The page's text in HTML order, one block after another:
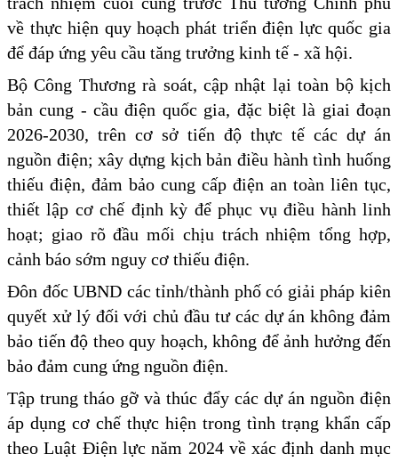
về thực hiện quy hoạch phát triển điện lực quốc gia
để đáp ứng yêu cầu tăng trưởng kinh tế - xã hội.
Bộ Công Thương rà soát, cập nhật lại toàn bộ kịch
bản cung - cầu điện quốc gia, đặc biệt là giai đoạn
2026-2030, trên cơ sở tiến độ thực tế các dự án
nguồn điện; xây dựng kịch bản điều hành tình huống
thiếu điện, đảm bảo cung cấp điện an toàn liên tục,
thiết lập cơ chế định kỳ để phục vụ điều hành linh
hoạt; giao rõ đầu mối chịu trách nhiệm tổng hợp,
cảnh báo sớm nguy cơ thiếu điện.
Đôn đốc UBND các tỉnh/thành phố có giải pháp kiên
quyết xử lý đối với chủ đầu tư các dự án không đảm
bảo tiến độ theo quy hoạch, không để ảnh hưởng đến
bảo đảm cung ứng nguồn điện.
Tập trung tháo gỡ và thúc đẩy các dự án nguồn điện
áp dụng cơ chế thực hiện trong tình trạng khẩn cấp
theo Luật Điện lực năm 2024 về xác định danh mục